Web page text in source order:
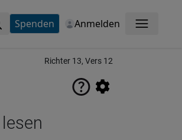
Spenden Anmelden Menü
Richter 13, Vers 12